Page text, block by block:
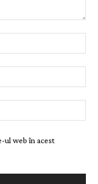
ul web în acest